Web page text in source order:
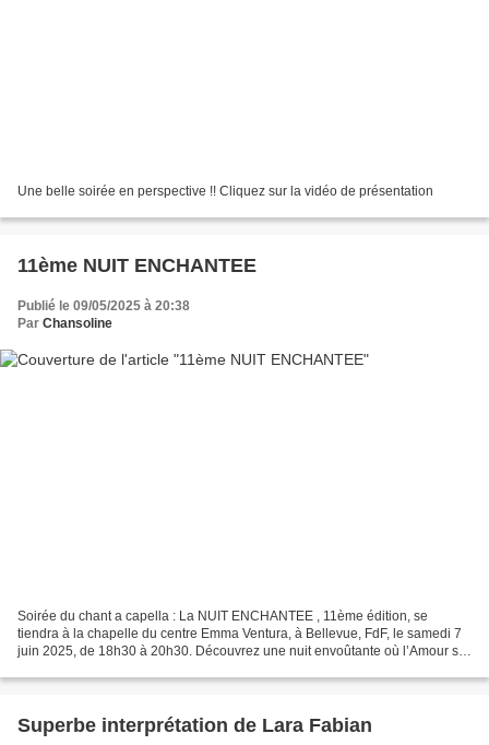
Une belle soirée en perspective !! Cliquez sur la vidéo de présentation
11ème NUIT ENCHANTEE
Publié le 09/05/2025 à 20:38
Par Chansoline
Soirée du chant a capella : La NUIT ENCHANTEE , 11ème édition, se
tiendra à la chapelle du centre Emma Ventura, à Bellevue, FdF, le samedi 7
juin 2025, de 18h30 à 20h30. Découvrez une nuit envoûtante où l’Amour se
Superbe interprétation de Lara Fabian